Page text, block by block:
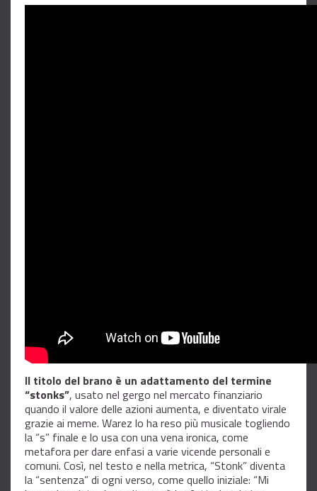
Il titolo del brano è un adattamento del termine
“stonks”, usato nel gergo nel mercato finanziario
quando il valore delle azioni aumenta, e diventato virale
grazie ai meme. Warez lo ha reso più musicale togliendo
la “s” finale e lo usa con una vena ironica, come
metafora per dare enfasi a varie vicende personali e
comuni. Così, nel testo e nella metrica, “Stonk” diventa
la “sentenza” di ogni verso, come quello iniziale: “Mi